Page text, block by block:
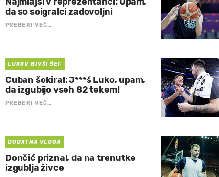
da so soigralci zadovoljni
PREBERI VEČ…
LUKOV BIVŠI ŠEF
Cuban šokiral: J***š Luko, upam,
da izgubijo vseh 82 tekem!
PREBERI VEČ…
DODATNA VLOGA
Dončić priznal, da na trenutke
izgublja živce